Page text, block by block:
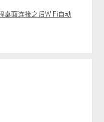
桌面连接之后WiFi自动